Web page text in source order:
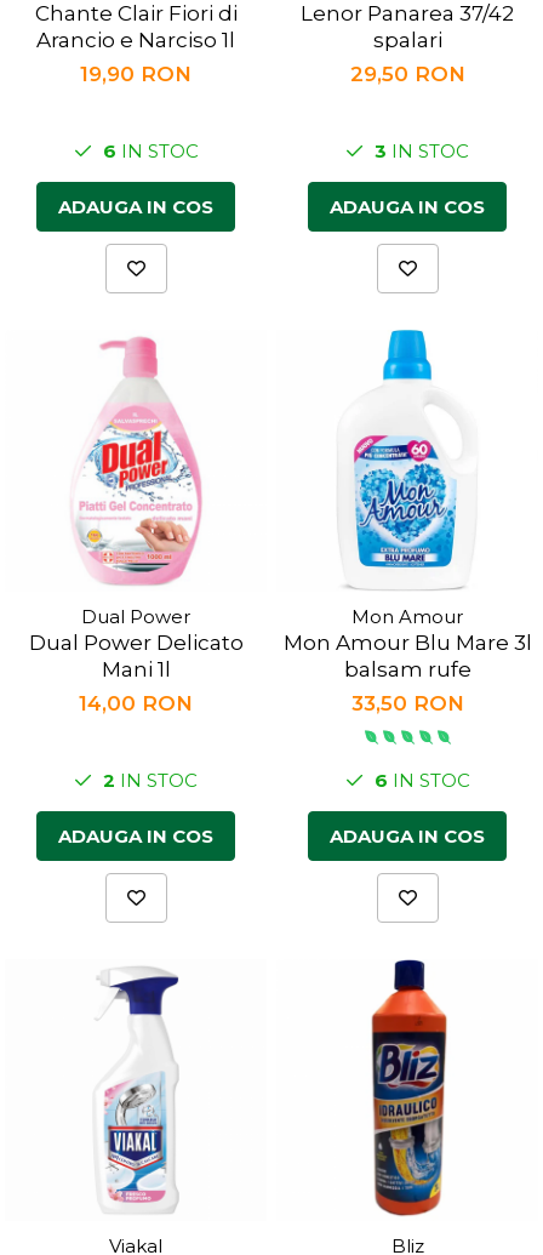
Chante Clair Fiori di
Arancio e Narciso 1l
19,90 RON
6 IN STOC
ADAUGA IN COS
Lenor Panarea 37/42
spalari
29,50 RON
3 IN STOC
ADAUGA IN COS
Dual Power
Dual Power Delicato
Mani 1l
14,00 RON
2 IN STOC
ADAUGA IN COS
Mon Amour
Mon Amour Blu Mare 3l
balsam rufe
33,50 RON
6 IN STOC
ADAUGA IN COS
Viakal Bliz